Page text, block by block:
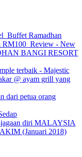
Ramadhan
RM100_Review - New
BANGI RESORT
terbaik - Majestic
@ ayam grill yang
dari petua orang
diri MALAYSIA
(Januari 2018)